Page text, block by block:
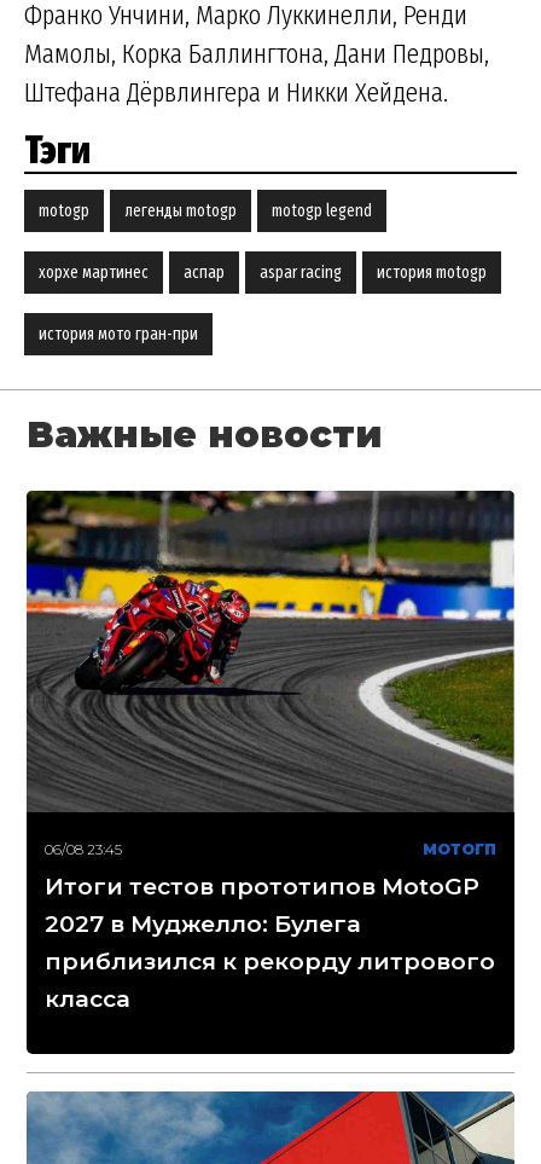
Франко Унчини, Марко Луккинелли, Ренди
Мамолы, Корка Баллингтона, Дани Педровы,
Штефана Дёрвлингера и Никки Хейдена.
Тэги
motogp легенды motogp motogp legend
хорхе мартинес аспар aspar racing история motogp
история мото гран-при
Важные новости
06/08 23:45 МОТОГП
Итоги тестов прототипов MotoGP
2027 в Муджелло: Булега
приблизился к рекорду литрового
класса